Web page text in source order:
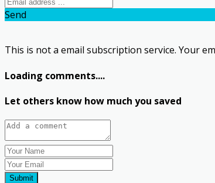
Send
This is not a email subscription service. Your
Loading comments....
Let others know how much you saved
Submit